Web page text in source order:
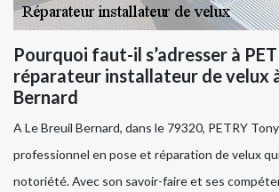
Pourquoi faut-il s’adresser à
réparateur installateur de velux
Bernard
A Le Breuil Bernard, dans le 79320, PETRY
professionnel en pose et réparation de velux
notoriété. Avec son savoir-faire et ses